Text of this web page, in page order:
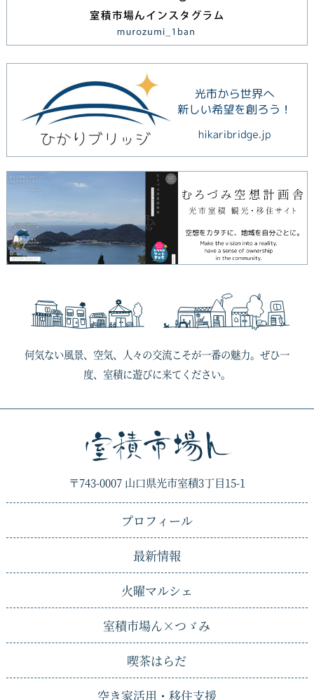
何気ない風景、空気、人々の交流こそが一番の魅力。ぜひ一
度、室積に遊びに来てください。
〒743-0007 山口県光市室積3丁目15-1
プロフィール
最新情報
火曜マルシェ
室積市場ん×つゞみ
喫茶はらだ
空き家活用・移住支援